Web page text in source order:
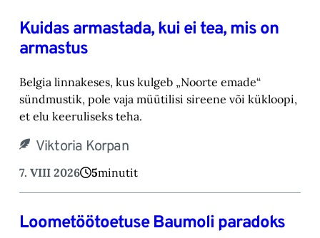
Kuidas armastada, kui ei tea, mis on
armastus
Belgia linnakeses, kus kulgeb „Noorte emade“
sündmustik, pole vaja müütilisi sireene või kük‎loopi,
et elu keeruliseks teha. ‎
Viktoria Korpan
7. VIII 2026 5minutit
Loometöötoetuse Baumoli paradoks